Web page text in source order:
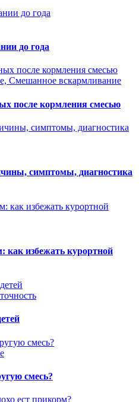
до года
Смешанное вскармливание
после кормления смесью
симптомы, диагностика
как избежать курортной
смесь?